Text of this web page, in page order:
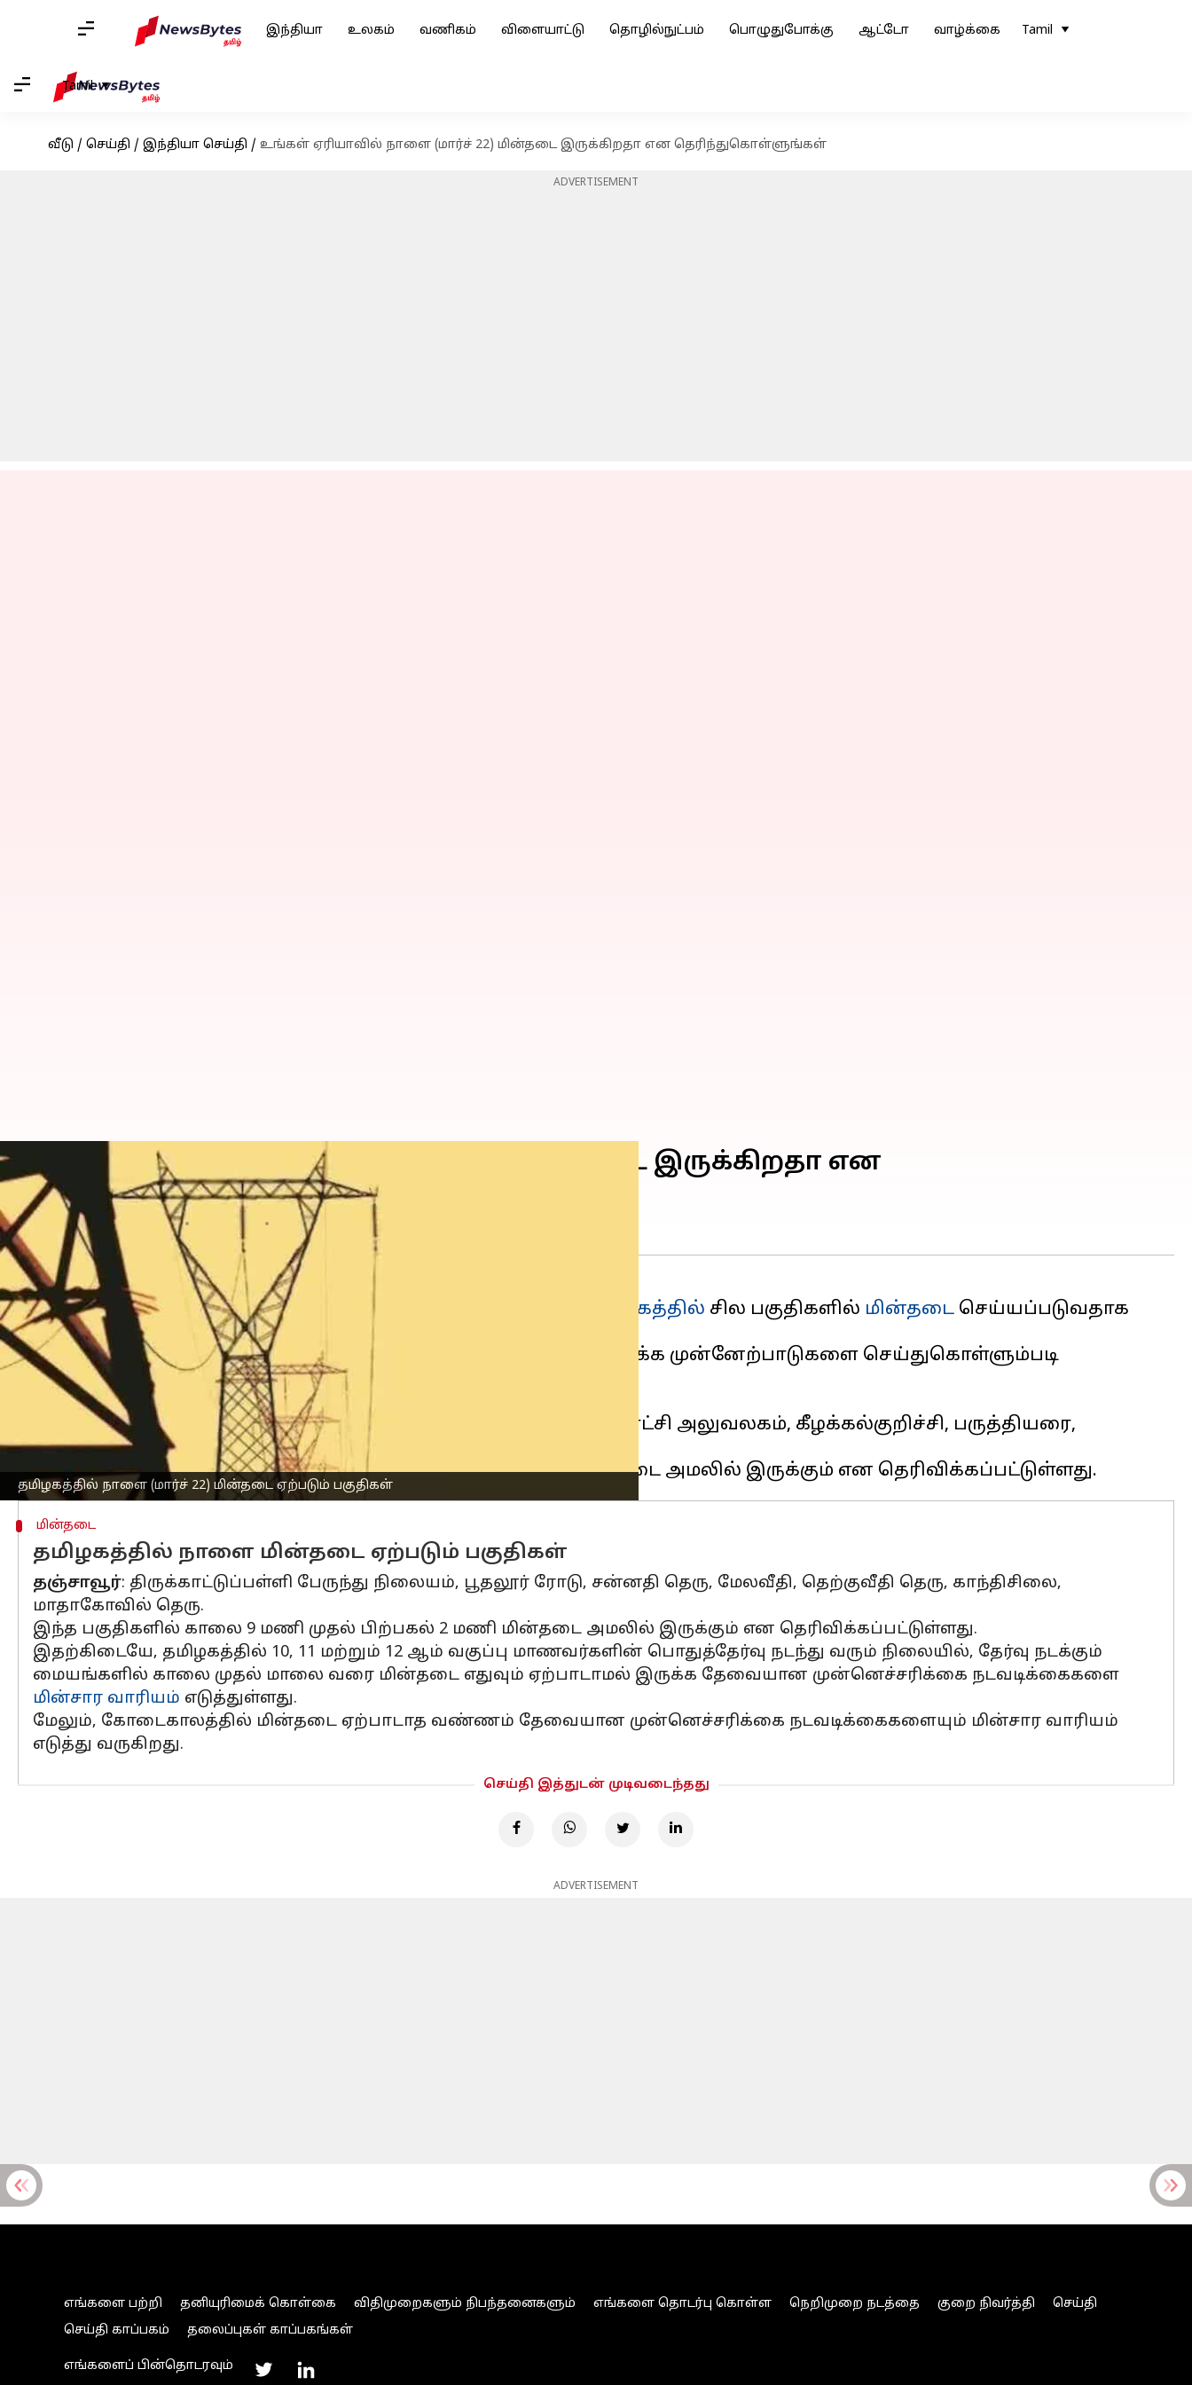
இந்தியா உலகம் வணிகம் விளையாட்டு தொழில்நுட்பம் பொழுதுபோக்கு ஆட்டோ வாழ்க்கை Tamil
Tamil
வீடு / செய்தி / இந்தியா செய்தி / உங்கள் ஏரியாவில் நாளை (மார்ச் 22) மின்தடை இருக்கிறதா என தெரிந்துகொள்ளுங்கள்
ADVERTISEMENT
தமிழகத்தில் நாளை (மார்ச் 22) மின்தடை ஏற்படும் பகுதிகள்
உங்கள் ஏரியாவில் நாளை (மார்ச் 22) மின்தடை இருக்கிறதா என
தெரிந்துகொள்ளுங்கள்
எழுதியவர் Sekar Chinnappan 06:33 pm
செய்தி முன்னோட்டம்
மின்பராமரிப்பு பணிகள் காரணமாக சனிக் கிழமை (மார்ச் 22) தமிழகத்தில் சில பகுதிகளில் மின்தடை செய்யப்படுவதாக
தமிழ்நாடு மின்சார வாரியம் அறிவித்துள்ளது.
அதன்படி, நாளை மின்தடை ஏற்படும் பகுதிகளைச் சேர்ந்த மக்கள் தக்க முன்னேற்பாடுகளை செய்துகொள்ளும்படி
அறிவுறுத்தப்பட்டு உள்ளனர்.
கன்னியாகுமரி
: தக்கலை மார்க்கெட் ரோடு, அண்ணா சிலை, நகராட்சி அலுவலகம், கீழக்கல்குறிச்சி, பருத்தியரை,
கொல்லன்விளை.
மின்தடை
தமிழகத்தில் நாளை மின்தடை ஏற்படும் பகுதிகள்
தஞ்சாவூர்: திருக்காட்டுப்பள்ளி பேருந்து நிலையம், பூதலூர் ரோடு, சன்னதி தெரு, மேலவீதி, தெற்குவீதி தெரு, காந்திசிலை,
மாதாகோவில் தெரு.
இந்த பகுதிகளில் காலை 9 மணி முதல் பிற்பகல் 2 மணி மின்தடை அமலில் இருக்கும் என தெரிவிக்கப்பட்டுள்ளது.
இதற்கிடையே, தமிழகத்தில் 10, 11 மற்றும் 12 ஆம் வகுப்பு மாணவர்களின் பொதுத்தேர்வு நடந்து வரும் நிலையில், தேர்வு நடக்கும்
மையங்களில் காலை முதல் மாலை வரை மின்தடை எதுவும் ஏற்பாடாமல் இருக்க தேவையான முன்னெச்சரிக்கை நடவடிக்கைகளை
மின்சார வாரியம் எடுத்துள்ளது.
மேலும், கோடைகாலத்தில் மின்தடை ஏற்பாடாத வண்ணம் தேவையான முன்னெச்சரிக்கை நடவடிக்கைகளையும் மின்சார வாரியம்
எடுத்து வருகிறது.
செய்தி இத்துடன் முடிவடைந்தது
ADVERTISEMENT
எங்களை பற்றி தனியுரிமைக் கொள்கை விதிமுறைகளும் நிபந்தனைகளும் எங்களை தொடர்பு கொள்ள நெறிமுறை நடத்தை குறை நிவர்த்தி
செய்தி
செய்தி காப்பகம்
தலைப்புகள் காப்பகங்கள்
எங்களைப் பின்தொடரவும்